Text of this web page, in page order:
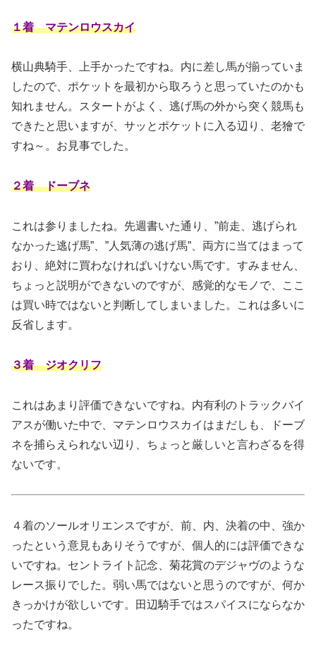
１着 マテンロウスカイ
横山典騎手、上手かったですね。内に差し馬が揃っていま
したので、ポケットを最初から取ろうと思っていたのかも
知れません。スタートがよく、逃げ馬の外から突く競馬も
できたと思いますが、サッとポケットに入る辺り、老獪で
すね～。お見事でした。
２着 ドーブネ
これは参りましたね。先週書いた通り、”前走、逃げられ
なかった逃げ馬”、”人気薄の逃げ馬”、両方に当てはまって
おり、絶対に買わなければいけない馬です。すみません、
ちょっと説明ができないのですが、感覚的なモノで、ここ
は買い時ではないと判断してしまいました。これは多いに
反省します。
３着 ジオクリフ
これはあまり評価できないですね。内有利のトラックバイ
アスが働いた中で、マテンロウスカイはまだしも、ドーブ
ネを捕らえられない辺り、ちょっと厳しいと言わざるを得
ないです。
４着のソールオリエンスですが、前、内、決着の中、強か
ったという意見もありそうですが、個人的には評価できな
いですね。セントライト記念、菊花賞のデジャヴのような
レース振りでした。弱い馬ではないと思うのですが、何か
きっかけが欲しいです。田辺騎手ではスパイスにならなか
ったですね。